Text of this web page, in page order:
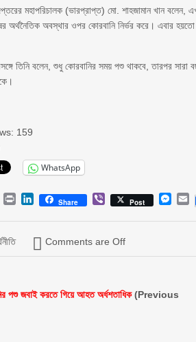
মহাপরিচালক (ভারপ্রাপ্ত) মো. শাহজামান খান
অর্থনৈতিক অবস্থার ওপর কোরবানি নির্ভর করে। এবার হয়তো
তিনি বলেন, শুধু কোরবানির সময় পশু থাকবে, তারপর
159
WhatsApp
Twitter
Print LinkedIn
Share ViberPost
Comments are Off
পশু জবাই করতে গিয়ে আহত অর্ধশতাধিক(Previous